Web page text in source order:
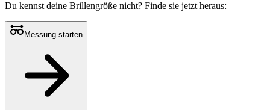
Du kennst deine Brillengröße nicht? Finde sie jetzt heraus:
Messung starten